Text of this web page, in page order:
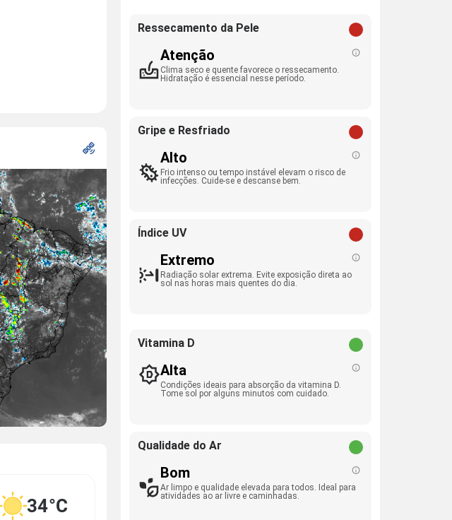
34°C
Ressecamento da Pele
Atenção
Clima seco e quente favorece o ressecamento.
Hidratação é essencial nesse período.
Gripe e Resfriado
Alto
Frio intenso ou tempo instável elevam o risco de
infecções. Cuide-se e descanse bem.
Índice UV
Extremo
Radiação solar extrema. Evite exposição direta ao
sol nas horas mais quentes do dia.
Vitamina D
Alta
Condições ideais para absorção da vitamina D.
Tome sol por alguns minutos com cuidado.
Qualidade do Ar
Bom
Ar limpo e qualidade elevada para todos. Ideal para
atividades ao ar livre e caminhadas.